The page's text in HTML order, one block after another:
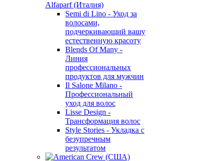
Alfaparf (Италия)
Semi di Lino - Уход за
волосами,
подчеркивающий вашу
естественную красоту
Blends Of Many -
Линия
профессиональных
продуктов для мужчин
Il Salone Milano -
Профессиональный
уход для волос
Lisse Design -
Трансформация волос
Style Stories - Укладка с
безупречным
результатом